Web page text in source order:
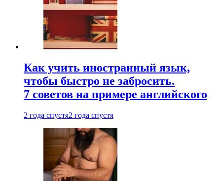
Как учить иностранный язык,
чтобы быстро не забросить.
7 советов на примере английского
2 года спустя2 года спустя